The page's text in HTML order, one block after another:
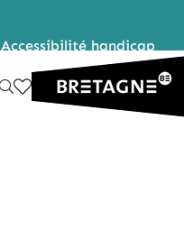
Accessibilité handicap